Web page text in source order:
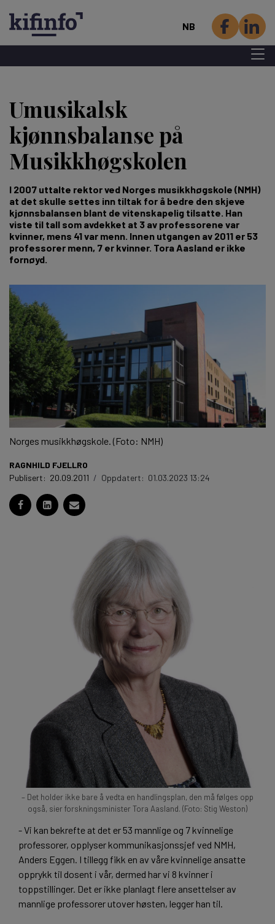
hovedinnhold
NB
Menu
Umusikalsk
kjønnsbalanse på
Musikkhøgskolen
I 2007 uttalte rektor ved Norges musikkhøgskole (NMH)
at det skulle settes inn tiltak for å bedre den skjeve
kjønnsbalansen blant de vitenskapelig tilsatte. Han
viste til tall som avdekket at 3 av professorene var
kvinner, mens 41 var menn. Innen utgangen av 2011 er 53
professorer menn, 7 er kvinner. Tora Aasland er ikke
fornøyd.
Norges musikkhøgskole. (Foto: NMH)
RAGNHILD FJELLRO
Publisert: 20.09.2011 / Oppdatert: 01.03.2023 13:24
– Det holder ikke bare å vedta en handlingsplan, den må følges opp
også, sier forskningsminister Tora Aasland. (Foto: Stig Weston)
- Vi kan bekrefte at det er 53 mannlige og 7 kvinnelige
professorer, opplyser kommunikasjonssjef ved NMH,
Anders Eggen. I tillegg fikk en av våre kvinnelige ansatte
opprykk til dosent i vår, dermed har vi 8 kvinner i
toppstillinger. Det er ikke planlagt flere ansettelser av
mannlige professorer utover høsten, legger han til.